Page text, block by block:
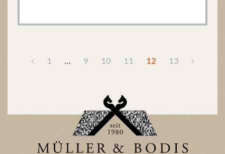
1 … 9 10 11 12 13